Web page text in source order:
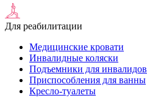
Для реабилитации
Медицинские кровати
Инвалидные коляски
Подъемники для инвалидов
Приспособления для ванны
Кресло-туалеты